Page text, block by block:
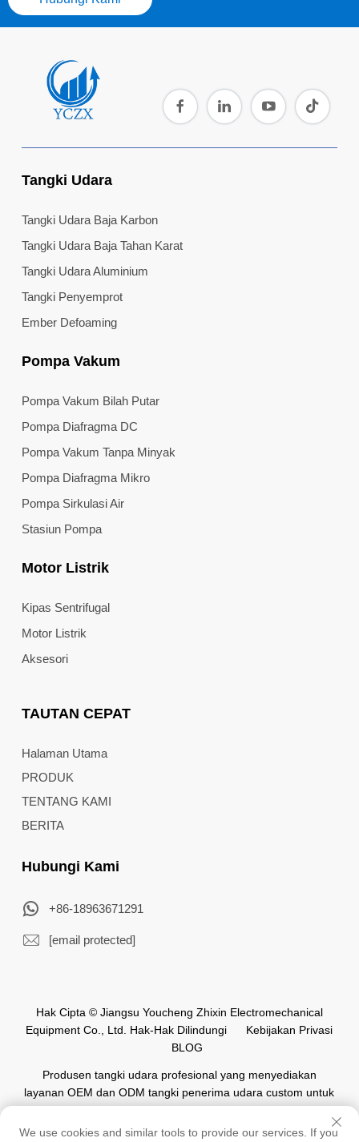
Tangki Udara
Tangki Udara Baja Karbon
Tangki Udara Baja Tahan Karat
Tangki Udara Aluminium
Tangki Penyemprot
Ember Defoaming
Pompa Vakum
Pompa Vakum Bilah Putar
Pompa Diafragma DC
Pompa Vakum Tanpa Minyak
Pompa Diafragma Mikro
Pompa Sirkulasi Air
Stasiun Pompa
Motor Listrik
Kipas Sentrifugal
Motor Listrik
Aksesori
TAUTAN CEPAT
Halaman Utama
PRODUK
TENTANG KAMI
BERITA
Hubungi Kami
+86-18963671291
[email protected]
Hak Cipta © Jiangsu Youcheng Zhixin Electromechanical
Equipment Co., Ltd. Hak-Hak Dilindungi
Kebijakan Privasi
BLOG
Produsen tangki udara profesional yang menyediakan
layanan OEM dan ODM tangki penerima udara custom untuk
industri otomasi di seluruh dunia.
We use cookies and similar tools to provide our services. If you